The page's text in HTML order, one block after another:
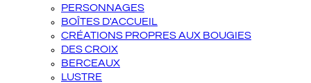
PERSONNAGES
BOÎTES D'ACCUEIL
CRÉATIONS PROPRES AUX BOUGIES
DES CROIX
BERCEAUX
LUSTRE